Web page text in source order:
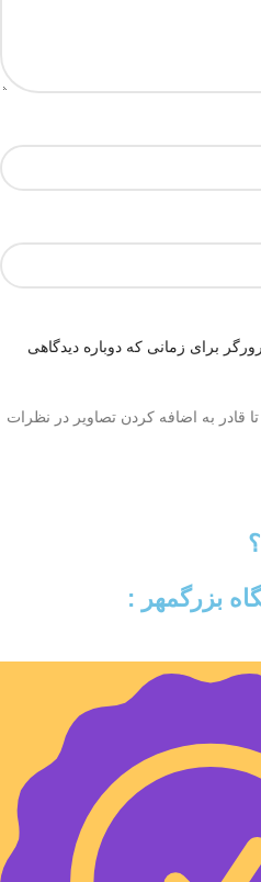
برای زمانی که دوباره دیدگاهی
قادر به اضافه کردن تصاویر در نظرات
بزرگمهر :